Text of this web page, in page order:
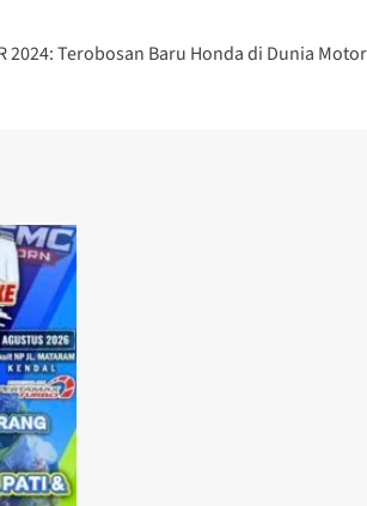
2024: Terobosan Baru Honda di Dunia